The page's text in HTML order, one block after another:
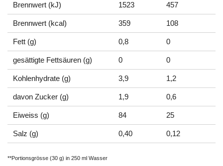
Brennwert (kJ) 1523 457
Brennwert (kcal) 359 108
Fett (g) 0,8 0
gesättigte Fettsäuren (g) 0 0
Kohlenhydrate (g) 3,9 1,2
davon Zucker (g) 1,9 0,6
Eiweiss (g) 84 25
Salz (g) 0,40 0,12
**Portionsgrösse (30 g) in 250 ml Wasser